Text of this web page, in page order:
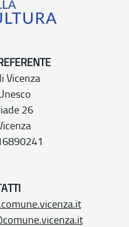
Vicenza
26